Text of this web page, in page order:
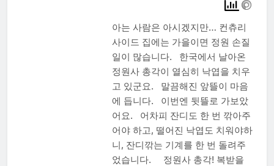
아는 사람은 아시겠지만… 컨츄리
사이드 집에는 가을이면 정원 손질
일이 많습니다. 한국에서 날아온
정원사 총각이 열심히 낙엽을 치우
고 있군요. 말끔해진 앞뜰이 마음
에 듭니다. 이번엔 뒷뜰로 가보았
어요. 어차피 잔디도 한 번 깎아주
어야 하고, 떨어진 낙엽도 치워야하
니, 잔디깎는 기계를 한 번 돌려주
었습니다. 정원사 총각! 복받을